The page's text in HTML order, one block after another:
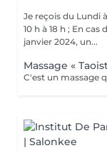
Je reçois du Lundi à jeudi de
10 h à 18 h ; En
janvier 2024, un...
Massage «